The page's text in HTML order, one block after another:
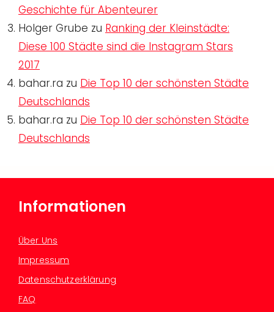
Geschichte für Abenteurer
Holger Grube zu Ranking der Kleinstädte:
Diese 100 Städte sind die Instagram Stars
2017
bahar.ra zu Die Top 10 der schönsten Städte
Deutschlands
bahar.ra zu Die Top 10 der schönsten Städte
Deutschlands
Informationen
Über Uns
Impressum
Datenschutzerklärung
FAQ